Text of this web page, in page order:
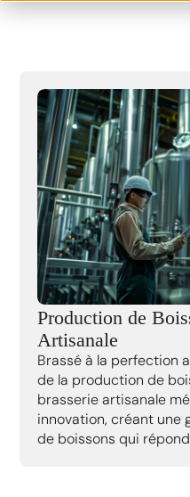
Production de
Artisanale
Brassé à la perfection
de la production de
brasserie artisanale
innovation, créant une
de boissons qui